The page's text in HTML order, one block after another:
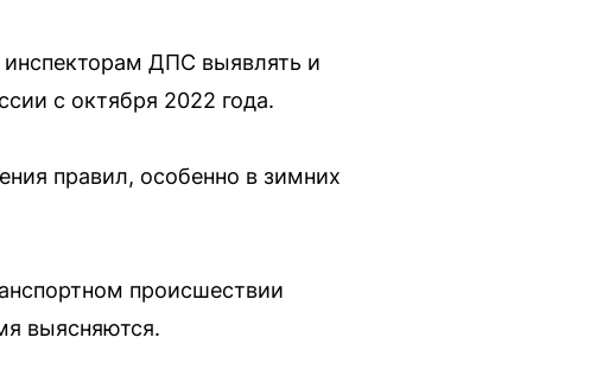
ДПС выявлять и
с октября 2022 года.
правил, особенно в зимних
происшествии
выясняются.